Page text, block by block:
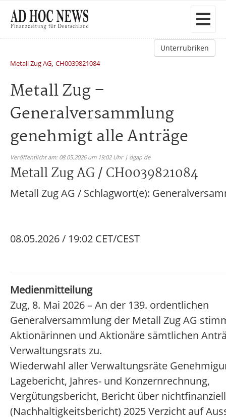
Unterrubriken
Metall Zug AG, CH0039821084
Metall Zug –
Generalversammlung
genehmigt alle Anträge
Veröffentlicht am: 08.05.2026 um 19:02 Uhr | dgap.de
Metall Zug AG / CH0039821084
Metall Zug AG / Schlagwort(e):
08.05.2026 / 19:02 CET/CEST
Medienmitteilung
Zug, 8. Mai 2026 – An der 139. ordentlichen
Generalversammlung der Metall Zug AG
Aktionärinnen und Aktionäre sämtlichen
Verwaltungsrats zu.
Wiederwahl aller Verwaltungsräte
Lagebericht, Jahres- und Konzernrechnung,
Vergütungsbericht, Bericht über
(Nachhaltigkeitsbericht) 2025 Verzicht auf